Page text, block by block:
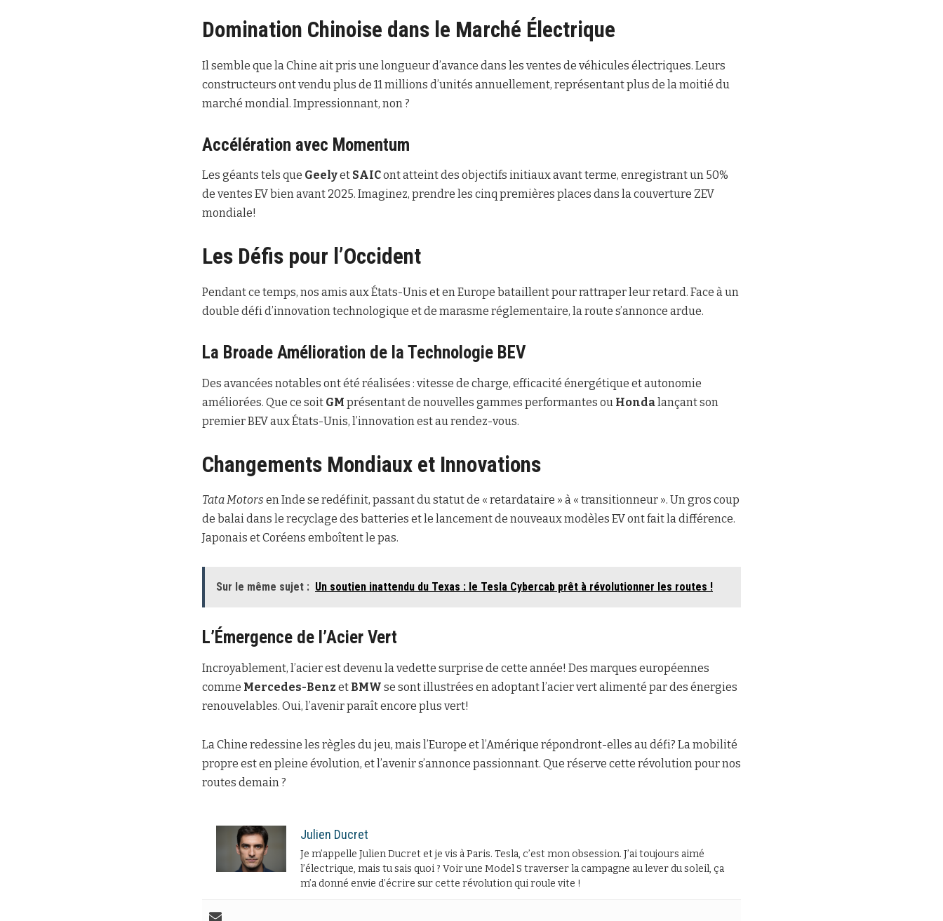
Domination Chinoise dans le Marché Électrique
Il semble que la Chine ait pris une longueur d’avance dans les ventes de véhicules électriques. Leurs
constructeurs ont vendu plus de 11 millions d’unités annuellement, représentant plus de la moitié du
marché mondial. Impressionnant, non ?
Accélération avec Momentum
Les géants tels que Geelyet SAICont atteint des objectifs initiaux avant terme, enregistrant un 50%
de ventes EV bien avant 2025. Imaginez, prendre les cinq premières places dans la couverture ZEV
mondiale!
Les Défis pour l’Occident
Pendant ce temps, nos amis aux États-Unis et en Europe bataillent pour rattraper leur retard. Face à un
double défi d’innovation technologique et de marasme réglementaire, la route s’annonce ardue.
La Broade Amélioration de la Technologie BEV
Des avancées notables ont été réalisées : vitesse de charge, efficacité énergétique et autonomie
améliorées. Que ce soit GM présentant de nouvelles gammes performantes ou Hondalançant son
premier BEV aux États-Unis, l’innovation est au rendez-vous.
Changements Mondiaux et Innovations
Tata Motors en Inde se redéfinit, passant du statut de « retardataire » à « transitionneur ». Un gros coup
de balai dans le recyclage des batteries et le lancement de nouveaux modèles EV ont fait la différence.
Japonais et Coréens emboîtent le pas.
Sur le même sujet : Un soutien inattendu du Texas : le Tesla Cybercab prêt à révolutionner les routes !
L’Émergence de l’Acier Vert
Incroyablement, l’acier est devenu la vedette surprise de cette année! Des marques européennes
comme Mercedes-Benz et BMW se sont illustrées en adoptant l’acier vert alimenté par des énergies
renouvelables. Oui, l’avenir paraît encore plus vert!
La Chine redessine les règles du jeu, mais l’Europe et l’Amérique répondront-elles au défi? La mobilité
propre est en pleine évolution, et l’avenir s’annonce passionnant. Que réserve cette révolution pour nos
routes demain ?
Julien Ducret
Je m’appelle Julien Ducret et je vis à Paris. Tesla, c’est mon obsession. J’ai toujours aimé
l’électrique, mais tu sais quoi ? Voir une Model S traverser la campagne au lever du soleil, ça
m’a donné envie d’écrire sur cette révolution qui roule vite !